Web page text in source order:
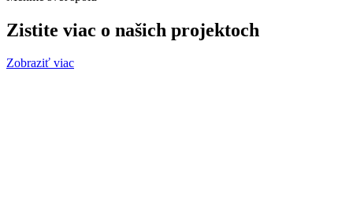
Zistite viac o našich projektoch
Zobraziť viac